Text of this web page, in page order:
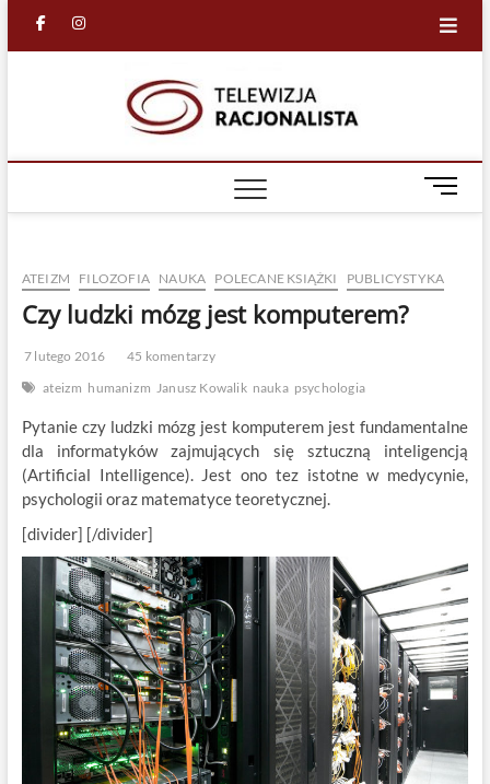
facebook
in
M
e
B
ATEIZM FILOZOFIA NAUKA POLECANE KSIĄŻKI PUBLICYSTYKA
Czy ludzki mózg jest komputerem?
7 lutego 2016
45 komentarzy
ateizm humanizm Janusz Kowalik nauka psychologia
Pytanie czy ludzki mózg jest komputerem jest fundamentalne
dla informatyków zajmujących się sztuczną inteligencją
(Artificial Intelligence). Jest ono tez istotne w medycynie,
psychologii oraz matematyce teoretycznej.
[divider] [/divider]